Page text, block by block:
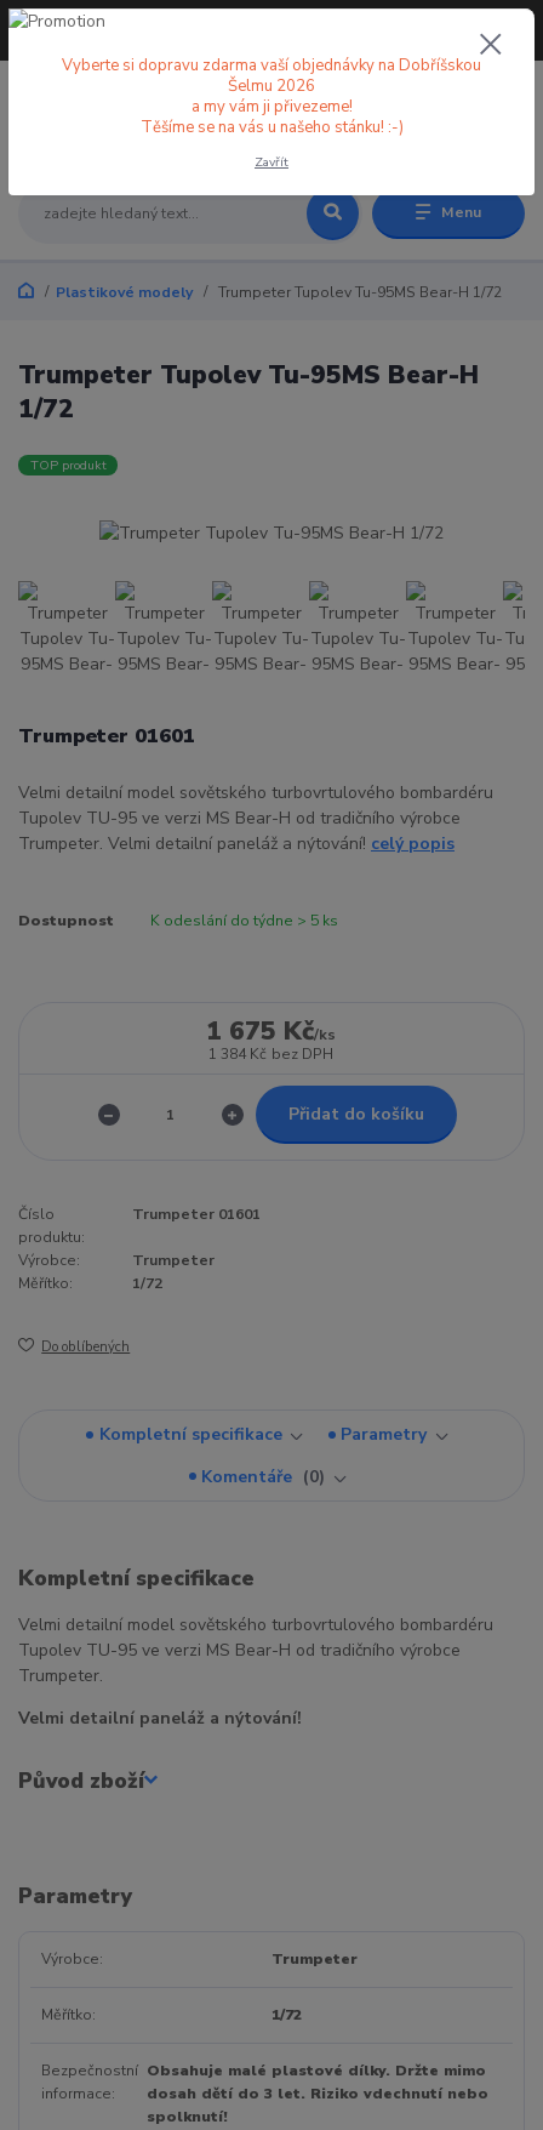
Menu
+420 773 998 582
Plastikové modely Trumpeter Tupolev Tu-95MS Bear-H 1/72
Trumpeter Tupolev Tu-95MS Bear-H
1/72
TOP produkt
Trumpeter 01601
Velmi detailní model sovětského turbovrtulového bombardéru
Tupolev TU-95 ve verzi MS Bear-H od tradičního výrobce
Trumpeter. Velmi detailní paneláž a nýtování! celý popis
Dostupnost K odeslání do týdne > 5 ks
1 675 Kč/ks
1 384 Kč bez DPH
Přidat do košíku
Číslo
produktu:
Trumpeter 01601
Výrobce:
Trumpeter
Měřítko:
1/72
Do oblíbených
Kompletní specifikace
Parametry
Komentáře
0
Kompletní specifikace
Velmi detailní model sovětského turbovrtulového bombardéru
Tupolev TU-95 ve verzi MS Bear-H od tradičního výrobce
Trumpeter.
Velmi detailní paneláž a nýtování!
Původ zboží
Parametry
Výrobce Trumpeter
Měřítko 1/72
Bezpečnostní
informace
Obsahuje malé plastové dílky. Držte mimo
dosah dětí do 3 let. Riziko vdechnutí nebo
spolknutí!
Vyberte si dopravu zdarma vaší objednávky na Dobříšskou
Šelmu 2026
a my vám ji přivezeme!
Těšíme se na vás u našeho stánku! :-)
Zavřít